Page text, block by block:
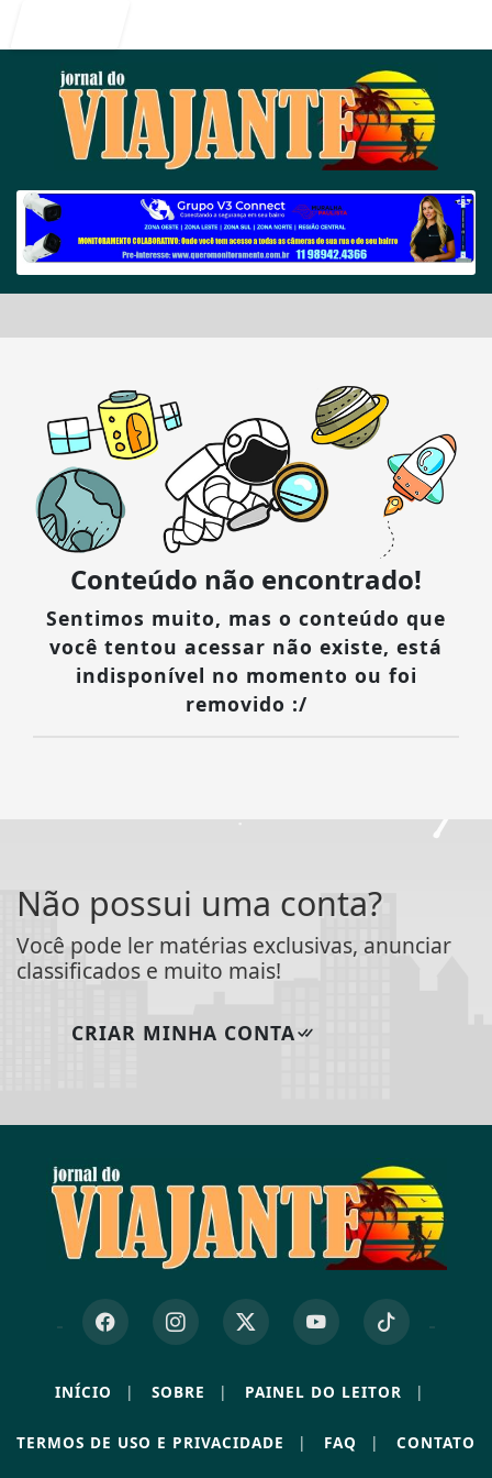
Conteúdo não encontrado!
Sentimos muito, mas o conteúdo que
você tentou acessar não existe, está
indisponível no momento ou foi
removido :/
Não possui uma conta?
Você pode ler matérias exclusivas, anunciar
classificados e muito mais!
CRIAR MINHA CONTA
INÍCIO | SOBRE | PAINEL DO LEITOR |
TERMOS DE USO E PRIVACIDADE | FAQ | CONTATO
Termos de Uso e Privacidade